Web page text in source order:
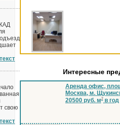
свою
Интересные
Аренда офис,
Москва, м.
20500 руб. м2 в год